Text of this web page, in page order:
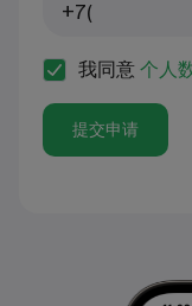
我同意个人
提交申请